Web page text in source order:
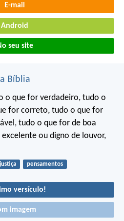
E-mail
Android
seu site
Bíblia
o que for verdadeiro, tudo o
for correto, tudo o que for
tudo o que for de boa
ou digno de louvor,
justiça pensamentos
versículo!
imagem